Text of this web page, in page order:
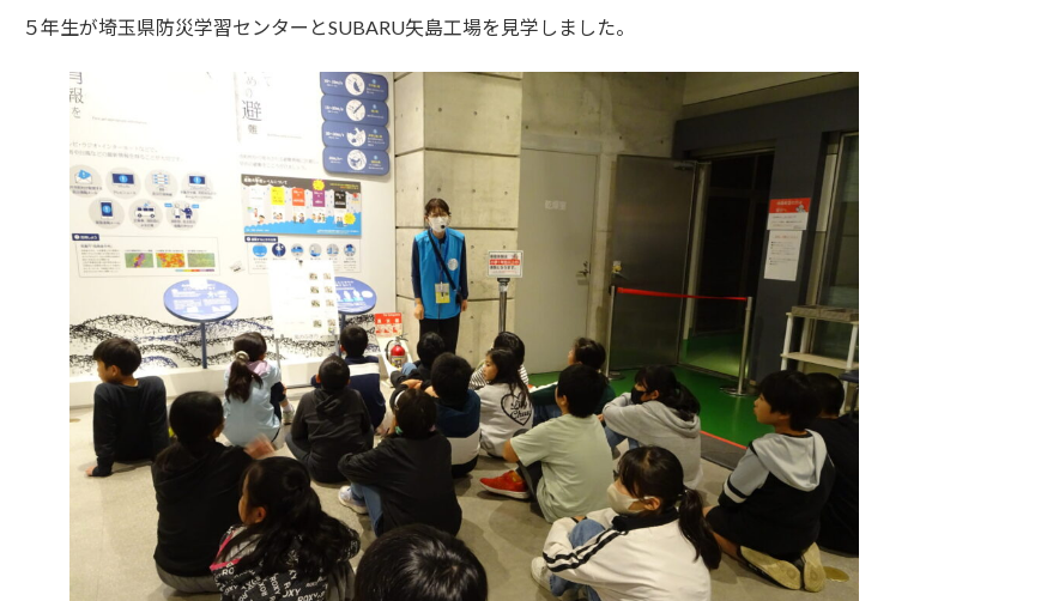
５年生が埼玉県防災学習センターとSUBARU矢島工場を見学しました。